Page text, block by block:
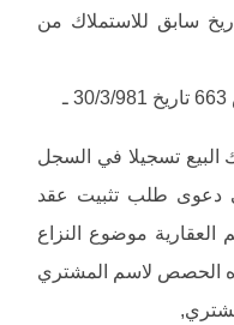
سابق للاستملاك من
البيع تسجيلا في السجل
دعوى طلب تثبيت عقد
العقارية موضوع النزاع
الحصص لاسم المشتري